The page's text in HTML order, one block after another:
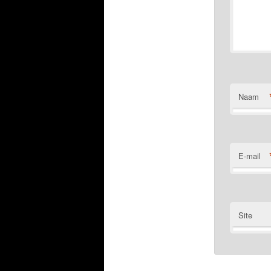
Naam
E-mail
Site